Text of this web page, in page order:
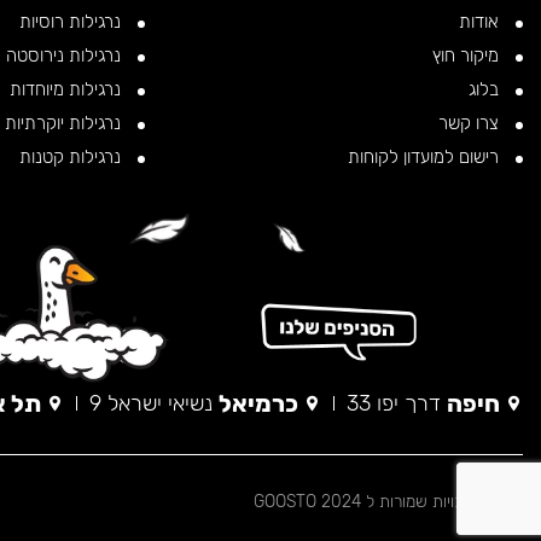
אודות
מיקור חוץ
בלוג
צרו קשר
רישום למועדון לקוחות
נרגילות רוסיות
נרגילות נירוסטה
נרגילות מיוחדות
נרגילות יוקרתיות
נרגילות קטנות
חיפה דרך יפו 33 כרמיאל נשיאי ישראל 9 תל
© כל הזכויות שמורות ל 2024 GOOSTO